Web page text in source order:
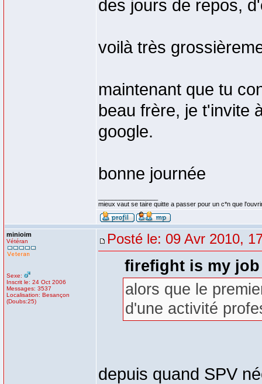
des jours de repos,
voilà très
maintenant que tu
beau frère, je t'invite
google.
bonne journée
mieux vaut se taire quitte a passer pour un c*n que
minioim
Vétéran
Sexe:
Inscrit le: 24 Oct 2006
Messages: 3537
Localisation: Besançon
(Doubs:25)
Posté le: 09 Avr 2010,
firefight is my
alors que le
d'une activité
depuis quand SPV